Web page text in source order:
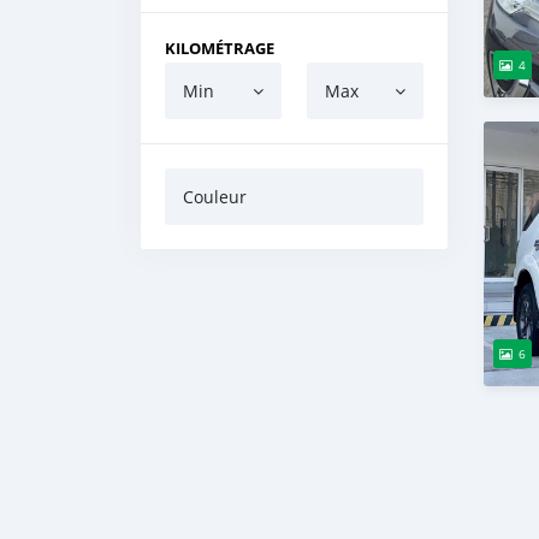
KILOMÉTRAGE
Min Max
Couleur
4
6